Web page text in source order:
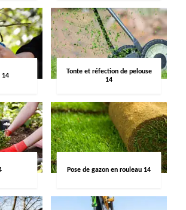
14
Tonte et réfection de pelouse
14
Pose de gazon en rouleau 14